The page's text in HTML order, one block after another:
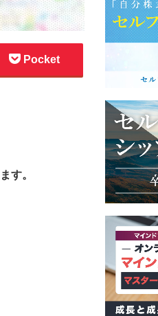
Pocket
す。